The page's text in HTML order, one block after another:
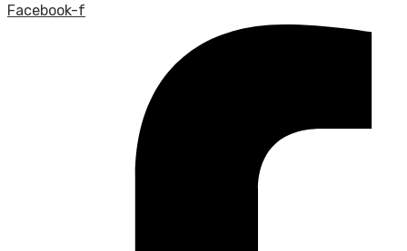
Facebook-f